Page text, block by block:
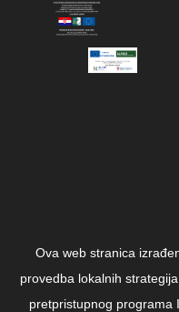
Ova web stranica
provedba lokalnih
pretpristupnog programa